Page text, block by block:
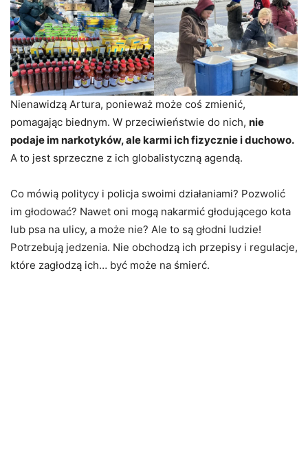
Nienawidzą Artura, ponieważ może coś zmienić,
pomagając biednym. W przeciwieństwie do nich, nie
podaje im narkotyków, ale karmi ich fizycznie i duchowo.
A to jest sprzeczne z ich globalistyczną agendą.
Co mówią politycy i policja swoimi działaniami? Pozwolić
im głodować? Nawet oni mogą nakarmić głodującego kota
lub psa na ulicy, a może nie? Ale to są głodni ludzie!
Potrzebują jedzenia. Nie obchodzą ich przepisy i regulacje,
które zagłodzą ich… być może na śmierć.